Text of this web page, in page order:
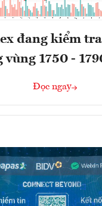
đang kiểm
vùng 1750 -
Đọc ngay